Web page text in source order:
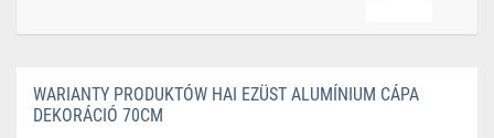
WARIANTY PRODUKTÓW HAI EZÜST ALUMÍNIUM CÁPA
DEKORÁCIÓ 70CM